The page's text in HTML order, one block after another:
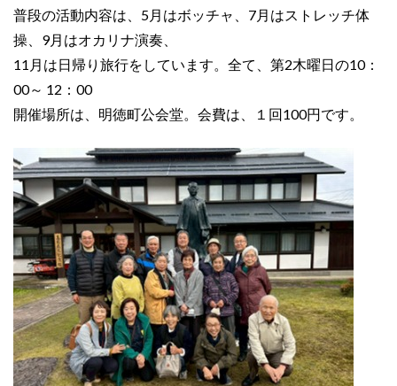
普段の活動内容は、5月はボッチャ、7月はストレッチ体
操、9月はオカリナ演奏、
11月は日帰り旅行をしています。全て、第2木曜日の10：
00～ 12：00
開催場所は、明徳町公会堂。会費は、１回100円です。